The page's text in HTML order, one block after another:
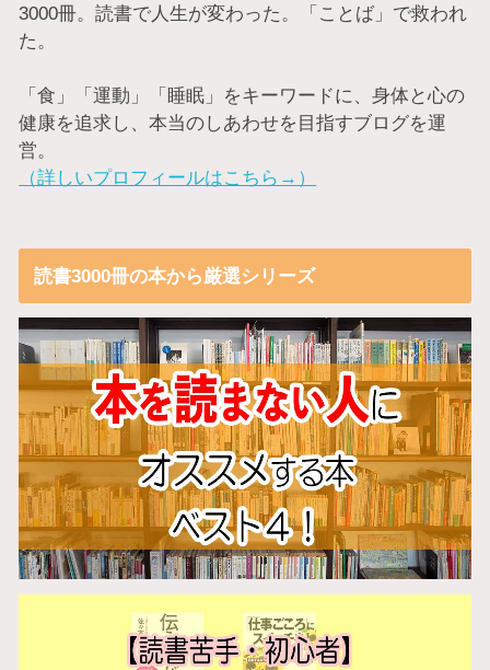
3000冊。読書で人生が変わった。「ことば」で救われ
た。
「食」「運動」「睡眠」をキーワードに、身体と心の
健康を追求し、本当のしあわせを目指すブログを運
営。
（詳しいプロフィールはこちら→）
読書3000冊の本から厳選シリーズ